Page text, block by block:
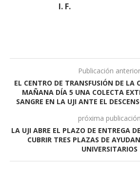
I. F.
Publicación anterior
EL CENTRO DE TRANSFUSIÓN DE LA
MAÑANA DÍA 5 UNA COLECTA
SANGRE EN LA UJI ANTE EL
próxima publicación
LA UJI ABRE EL PLAZO DE ENTREGA
CUBRIR TRES PLAZAS DE
UNIVERSITARIOS